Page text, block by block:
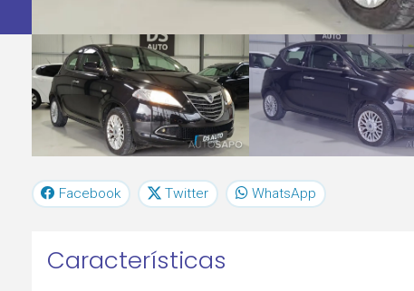
Facebook Twitter WhatsApp
Características